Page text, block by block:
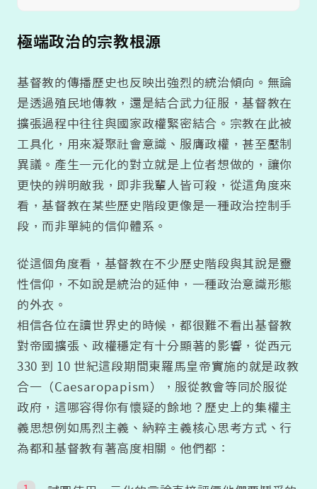
極端政治的宗教根源
基督教的傳播歷史也反映出強烈的統治傾向。無論
是透過殖民地傳教，還是結合武力征服，基督教在
擴張過程中往往與國家政權緊密結合。宗教在此被
工具化，用來凝聚社會意識、服膺政權，甚至壓制
異議。產生一元化的對立就是上位者想做的，讓你
更快的辨明敵我，即非我輩人皆可殺，從這角度來
看，基督教在某些歷史階段更像是一種政治控制手
段，而非單純的信仰體系。
從這個角度看，基督教在不少歷史階段與其說是靈
性信仰，不如說是統治的延伸，一種政治意識形態
的外衣。
相信各位在讀世界史的時候，都很難不看出基督教
對帝國擴張、政權穩定有十分顯著的影響，從西元
330 到 10 世紀這段期間東羅馬皇帝實施的就是政教
合一（Caesaropapism），服從教會等同於服從
政府，這哪容得你有懷疑的餘地？歷史上的集權主
義思想例如馬烈主義、納粹主義核心思考方式、行
為都和基督教有著高度相關。他們都：